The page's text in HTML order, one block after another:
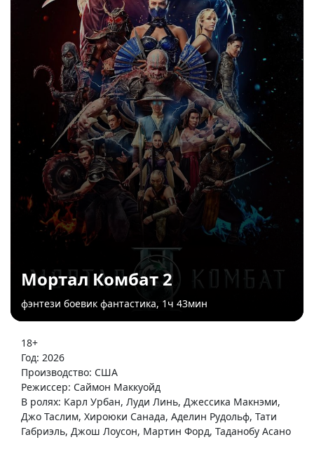
Мортал Комбат 2
фэнтези боевик фантастика, 1ч 43мин
18+
Год: 2026
Производство: США
Режиссер: Саймон Маккуойд
В ролях: Карл Урбан, Луди Линь, Джессика Макнэми,
Джо Таслим, Хироюки Санада, Аделин Рудольф, Тати
Габриэль, Джош Лоусон, Мартин Форд, Таданобу Асано